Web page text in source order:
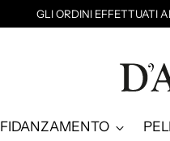
GLI ORDINI EFFETTUATI
FIDANZAMENTO